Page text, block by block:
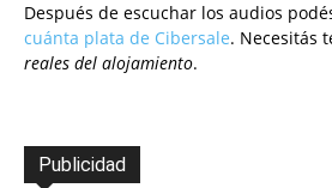
Después de escuchar los audios
cuánta plata de Cibersale. Necesitás
reales del alojamiento.
Publicidad